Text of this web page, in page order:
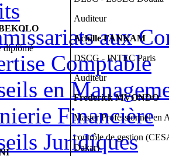
aux
Comptable
en
Financière
Juridiques
diplômé
Auditeur
Achille FANKAM
DSCG - INTEC Paris
Auditeur
Frederick MVONDO
Master Professionnel en
contrôle de gestion
Dakar)